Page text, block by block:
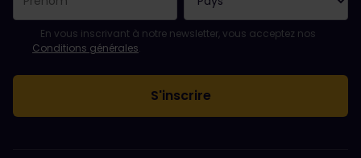
Votre abonnement a bien été pris en compte.
Le champ adresse e-mail est obligatoire.
L'adresse e-mail n'est pas valide !
L'inscription à la newsletter a échoué. Veuillez réessayer
Vous êtes déjà abonné(e) à cette newsletter.
Veuillez accepter les conditions générales pour vous inscrire à
En vous inscrivant à notre newsletter, vous acceptez nos
Conditions générales.